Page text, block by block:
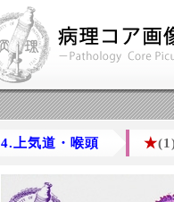
4.上気道・喉頭 ★